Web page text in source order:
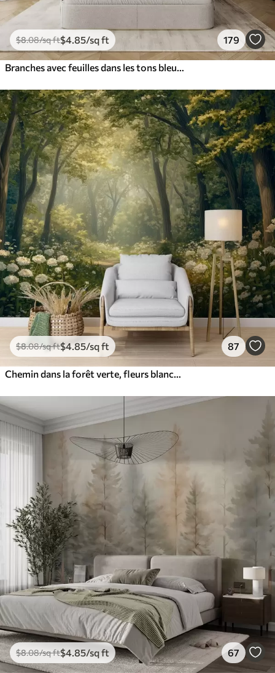
$8.08/sq ft$4 .85/sq ft 179
$8.08/sq ft$4.85/sq ft 87
$8.08/sq ft$4 .85/sq ft 67